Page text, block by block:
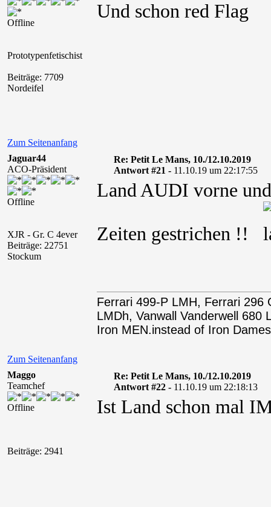
Offline
Prototypenfetischist
Beiträge: 7709
Nordeifel
Und schon red Flag
Zum Seitenanfang
Jaguar44
ACO-Präsident
Offline
XJR - Gr. C 4ever
Beiträge: 22751
Stockum
Re: Petit Le Mans, 10./12.10.2019
Antwort #21 - 11.10.19 um 22:17:55
Land AUDI vorne
Zeiten gestrichen !!
Zum Seitenanfang
Ferrari 499-P LMH, Ferrari 296
LMDh, Vanwall Vanderwell
Iron MEN.instead of Iron
Maggo
Teamchef
Offline
Beiträge: 2941
Re: Petit Le Mans, 10./12.10.2019
Antwort #22 - 11.10.19 um 22:18:13
Ist Land schon mal